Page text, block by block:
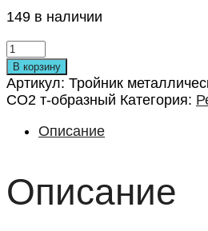
составляла
78₽.
149 в наличии
В корзину
Артикул: Тройник
СО2 т-образный Категория:
Описание
Описание